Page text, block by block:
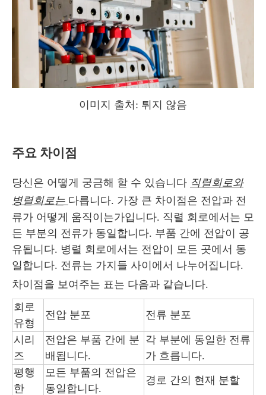
이미지 출처: 튀지 않음
주요 차이점
당신은 어떻게 궁금해 할 수 있습니다 직렬회로와
병렬회로는 다릅니다. 가장 큰 차이점은 전압과 전
류가 어떻게 움직이는가입니다. 직렬 회로에서는 모
든 부분의 전류가 동일합니다. 부품 간에 전압이 공
유됩니다. 병렬 회로에서는 전압이 모든 곳에서 동
일합니다. 전류는 가지들 사이에서 나누어집니다.
차이점을 보여주는 표는 다음과 같습니다.
회로
유형
전압 분포 전류 분포
시리
즈
전압은 부품 간에 분
배됩니다.
각 부분에 동일한 전류
가 흐릅니다.
평행
한
모든 부품의 전압은
동일합니다.
경로 간의 현재 분할